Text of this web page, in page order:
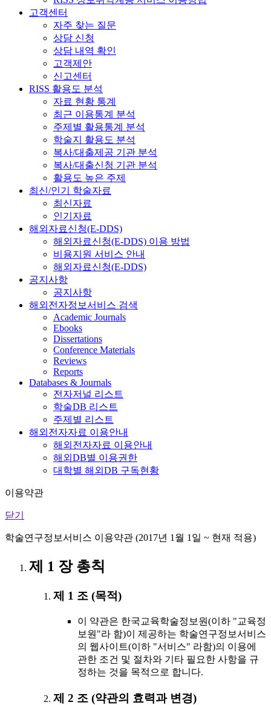
고객센터
자주 찾는 질문
상담 신청
상담 내역 확인
고객제안
신고센터
RISS 활용도 분석
자료 현황 통계
최근 이용통계 분석
주제별 활용통계 분석
학술지 활용도 분석
복사/대출제공 기관 분석
복사/대출신청 기관 분석
활용도 높은 주제
최신/인기 학술자료
최신자료
인기자료
해외자료신청(E-DDS)
해외자료신청(E-DDS) 이용 방법
비용지원 서비스 안내
해외자료신청(E-DDS)
공지사항
공지사항
해외전자정보서비스 검색
Academic Journals
Ebooks
Dissertations
Conference Materials
Reviews
Reports
Databases & Journals
전자저널 리스트
학술DB 리스트
주제별 리스트
해외전자자료 이용안내
해외전자자료 이용안내
해외DB별 이용권한
대학별 해외DB 구독현황
이용약관
닫기
학술연구정보서비스 이용약관 (2017년 1월 1일 ~ 현재 적용)
제 1 장 총칙
제 1 조 (목적)
이 약관은 한국교육학술정보원(이하 "교육정
보원"라 함)이 제공하는 학술연구정보서비스
의 웹사이트(이하 "서비스" 라함)의 이용에
관한 조건 및 절차와 기타 필요한 사항을 규
정하는 것을 목적으로 합니다.
제 2 조 (약관의 효력과 변경)